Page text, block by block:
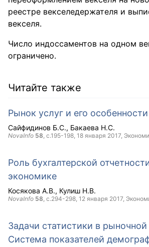
реестре векселедержателя и
векселя.
Число индоссаментов на одном
ограничено.
Читайте также
Рынок услуг и его
Сайфидинов Б.С. Бакаева Н.С.
NovaInfo 58, с.195-198, 18 января 2017,
Роль бухгалтерской
экономике
Косякова А.В. Кулиш Н.В.
NovaInfo 58, с.294-298, 12 января 2017,
Задачи статистики в
Система показателей